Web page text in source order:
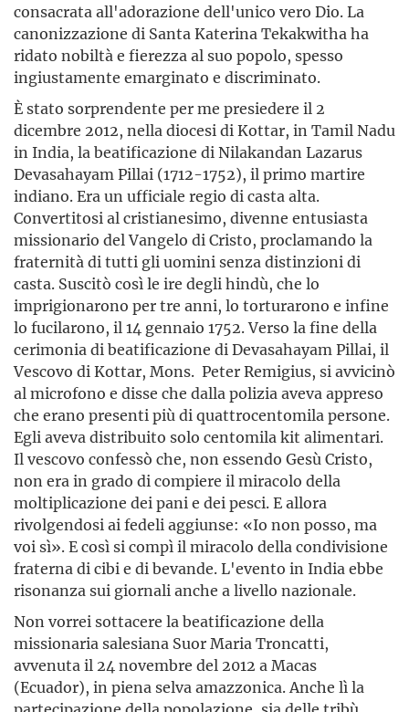
consacrata all'adorazione dell'unico vero Dio. La
canonizzazione di Santa Katerina Tekakwitha ha
ridato nobiltà e fierezza al suo popolo, spesso
ingiustamente emarginato e discriminato.
È stato sorprendente per me presiedere il 2
dicembre 2012, nella diocesi di Kottar, in Tamil Nadu
in India, la beatificazione di Nilakandan Lazarus
Devasahayam Pillai (1712-1752), il primo martire
indiano. Era un ufficiale regio di casta alta.
Convertitosi al cristianesimo, divenne entusiasta
missionario del Vangelo di Cristo, proclamando la
fraternità di tutti gli uomini senza distinzioni di
casta. Suscitò così le ire degli hindù, che lo
imprigionarono per tre anni, lo torturarono e infine
lo fucilarono, il 14 gennaio 1752. Verso la fine della
cerimonia di beatificazione di Devasahayam Pillai, il
Vescovo di Kottar, Mons. Peter Remigius, si avvicinò
al microfono e disse che dalla polizia aveva appreso
che erano presenti più di quattrocentomila persone.
Egli aveva distribuito solo centomila kit alimentari.
Il vescovo confessò che, non essendo Gesù Cristo,
non era in grado di compiere il miracolo della
moltiplicazione dei pani e dei pesci. E allora
rivolgendosi ai fedeli aggiunse: «Io non posso, ma
voi sì». E così si compì il miracolo della condivisione
fraterna di cibi e di bevande. L'evento in India ebbe
risonanza sui giornali anche a livello nazionale.
Non vorrei sottacere la beatificazione della
missionaria salesiana Suor Maria Troncatti,
avvenuta il 24 novembre del 2012 a Macas
(Ecuador), in piena selva amazzonica. Anche lì la